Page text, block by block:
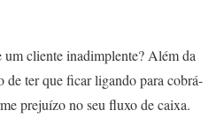
um cliente inadimplente? Além da
de ter que ficar ligando para cobrá-
prejuízo no seu fluxo de caixa.